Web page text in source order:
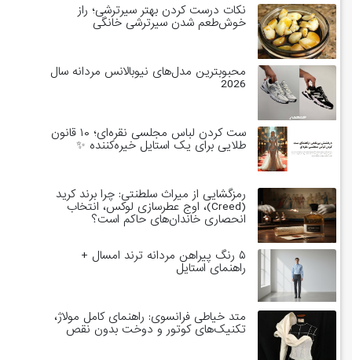
نکات درست کردن بهتر سیرترشی؛ راز
خوش‌طعم شدن سیرترشی خانگی
محبوبترین مدل‌های نیوبالانس مردانه سال
2026
ست کردن لباس مجلسی نقره‌ای؛ ۱۰ قانون
طلایی برای یک استایل خیره‌کننده ✨
رمزگشایی از میراث سلطنتی: چرا برند کرید
(Creed)، اوج عطرسازی لوکس، انتخاب
انحصاری خاندان‌های حاکم است؟
۵ رنگ پیراهن مردانه ترند امسال +
راهنمای استایل
متد خیاطی فرانسوی: راهنمای کامل مولاژ،
تکنیک‌های کوتور و دوخت بدون نقص